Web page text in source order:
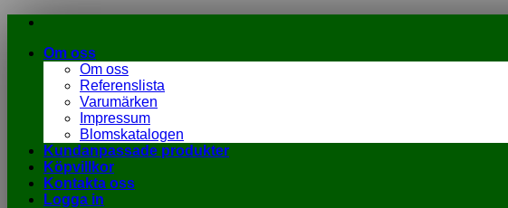
Om oss
Om oss
Referenslista
Varumärken
Impressum
Blomskatalogen
Kundanpassade produkter
Köpvillkor
Kontakta oss
Logga in